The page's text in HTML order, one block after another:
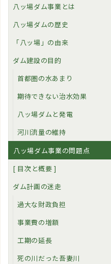
八ッ場ダム事業とは
八ッ場ダムの歴史
「八ッ場」の由来
ダム建設の目的
首都圏の水あまり
期待できない治水効果
八ッ場ダムと発電
河川流量の維持
八ッ場ダム事業の問題点
[ 目次と概要 ]
ダム計画の迷走
過大な財政負担
事業費の増額
工期の延長
死の川だった吾妻川